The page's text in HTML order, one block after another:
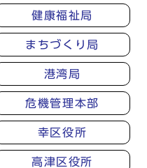
健康福祉局
まちづくり局
港湾局
危機管理本部
幸区役所
高津区役所